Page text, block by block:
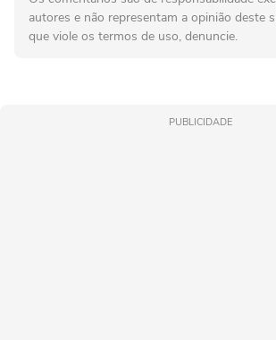
autores e não representam a opinião deste
que viole os termos de uso, denuncie.
PUBLICIDADE